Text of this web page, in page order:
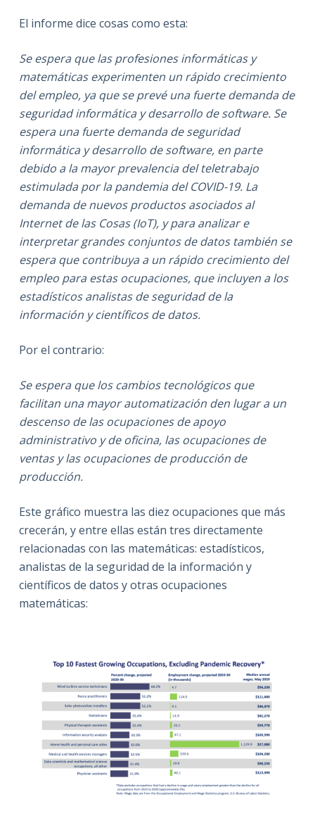
El informe dice cosas como esta:
Se espera que las profesiones informáticas y
matemáticas experimenten un rápido crecimiento
del empleo, ya que se prevé una fuerte demanda de
seguridad informática y desarrollo de software. Se
espera una fuerte demanda de seguridad
informática y desarrollo de software, en parte
debido a la mayor prevalencia del teletrabajo
estimulada por la pandemia del COVID-19. La
demanda de nuevos productos asociados al
Internet de las Cosas (IoT), y para analizar e
interpretar grandes conjuntos de datos también se
espera que contribuya a un rápido crecimiento del
empleo para estas ocupaciones, que incluyen a los
estadísticos analistas de seguridad de la
información y científicos de datos.
Por el contrario:
Se espera que los cambios tecnológicos que
facilitan una mayor automatización den lugar a un
descenso de las ocupaciones de apoyo
administrativo y de oficina, las ocupaciones de
ventas y las ocupaciones de producción de
producción.
Este gráfico muestra las diez ocupaciones que más
crecerán, y entre ellas están tres directamente
relacionadas con las matemáticas: estadísticos,
analistas de la seguridad de la información y
científicos de datos y otras ocupaciones
matemáticas: